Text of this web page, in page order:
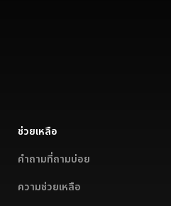
ช่วยเหลือ
คำถามที่ถามบ่อย
ความช่วยเหลือ